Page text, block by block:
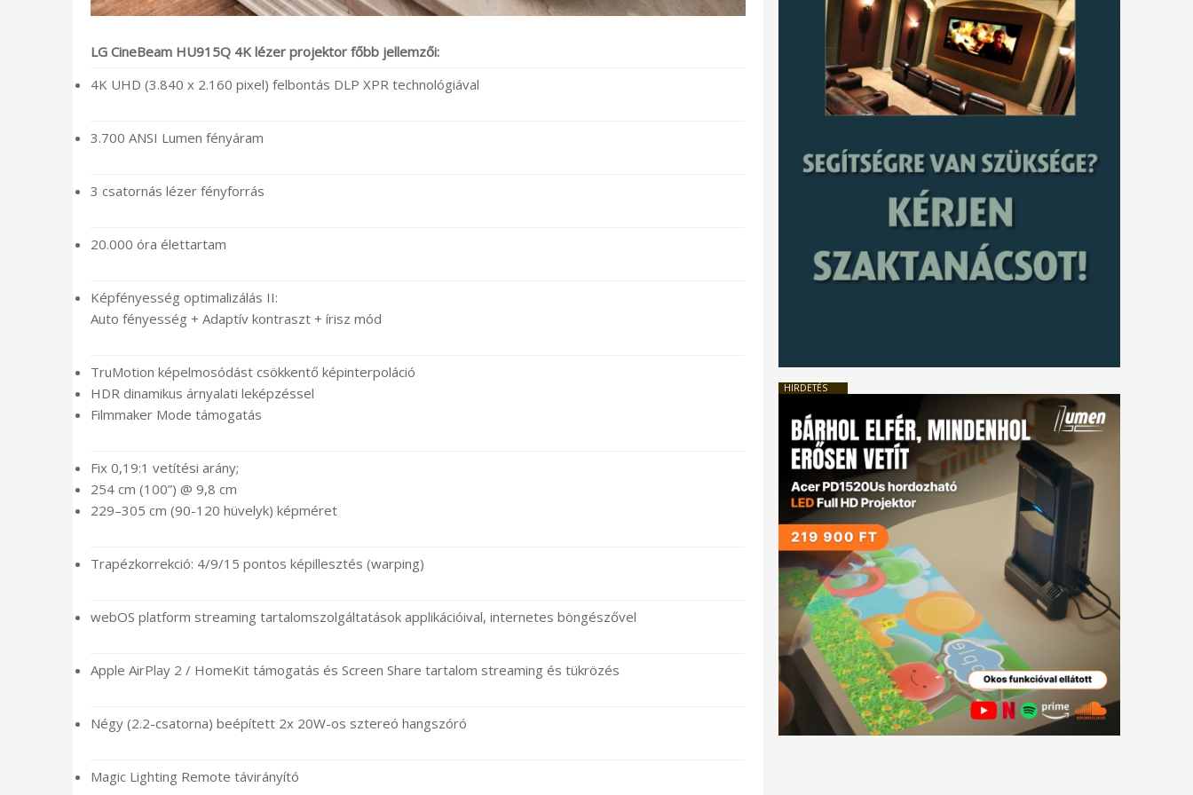
LG CineBeam HU915Q 4K lézer projektor főbb jellemzői:
4K UHD (3.840 x 2.160 pixel) felbontás DLP XPR technológiával
3.700 ANSI Lumen fényáram
3 csatornás lézer fényforrás
20.000 óra élettartam
Képfényesség optimalizálás II:
Auto fényesség + Adaptív kontraszt + írisz mód
TruMotion képelmosódást csökkentő képinterpoláció
HDR dinamikus árnyalati leképzéssel
Filmmaker Mode támogatás
Fix 0,19:1 vetítési arány;
254 cm (100”) @ 9,8 cm
229–305 cm (90-120 hüvelyk) képméret
Trapézkorrekció: 4/9/15 pontos képillesztés (warping)
webOS platform streaming tartalomszolgáltatások applikációival, internetes böngészővel
Apple AirPlay 2 / HomeKit támogatás és Screen Share tartalom streaming és tükrözés
Négy (2.2-csatorna) beépített 2x 20W-os sztereó hangszóró
Magic Lighting Remote távirányító
HIRDETÉS